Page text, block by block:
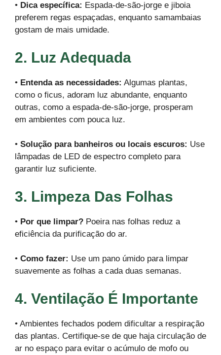
• Dica específica: Espada-de-são-jorge e jiboia
preferem regas espaçadas, enquanto samambaias
gostam de mais umidade.
2. Luz Adequada
• Entenda as necessidades: Algumas plantas,
como o ficus, adoram luz abundante, enquanto
outras, como a espada-de-são-jorge, prosperam
em ambientes com pouca luz.
• Solução para banheiros ou locais escuros: Use
lâmpadas de LED de espectro completo para
garantir luz suficiente.
3. Limpeza Das Folhas
• Por que limpar? Poeira nas folhas reduz a
eficiência da purificação do ar.
• Como fazer: Use um pano úmido para limpar
suavemente as folhas a cada duas semanas.
4. Ventilação É Importante
• Ambientes fechados podem dificultar a respiração
das plantas. Certifique-se de que haja circulação de
ar no espaço para evitar o acúmulo de mofo ou